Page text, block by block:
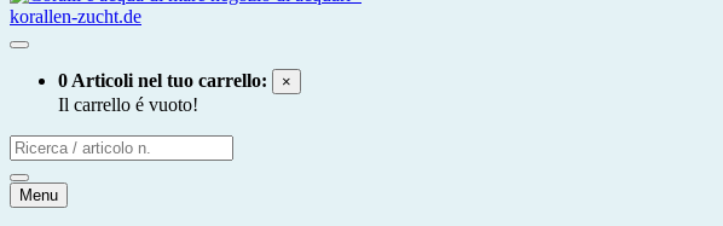
0 Articoli nel tuo carrello: ×
Il carrello é vuoto!
Menu